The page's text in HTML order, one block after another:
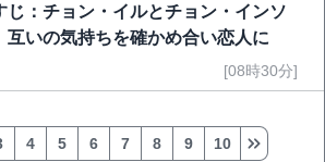
じ：チョン・イルとチョン・インソ
互いの気持ちを確かめ合い恋人に
[08時30分]
4 5 6 7 8 9 10